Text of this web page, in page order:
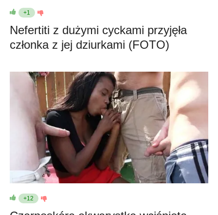
+1
Nefertiti z dużymi cyckami przyjęła
członka z jej dziurkami (FOTO)
+12